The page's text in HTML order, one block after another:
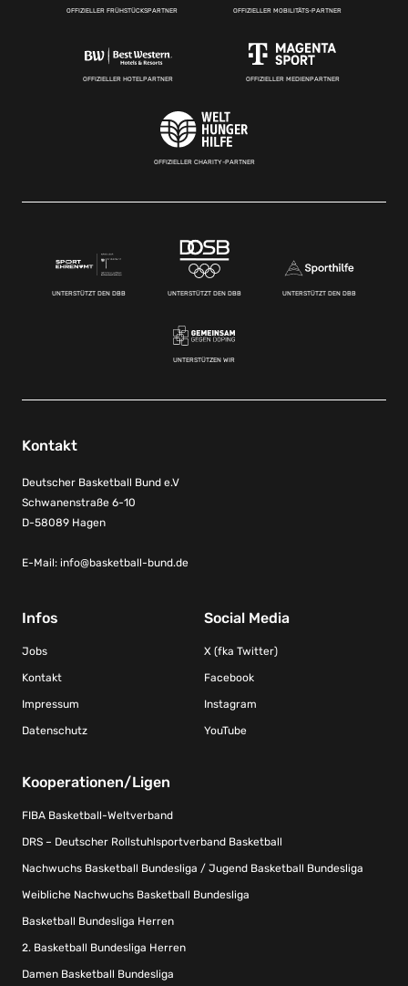
OFFIZIELLER FRÜHSTÜCKSPARTNER OFFIZIELLER MOBILITÄTS-PARTNER
OFFIZIELLER HOTELPARTNER OFFIZIELLER MEDIENPARTNER
OFFIZIELLER CHARITY-PARTNER
UNTERSTÜTZT DEN DBB UNTERSTÜTZT DEN DBB UNTERSTÜTZT DEN DBB
UNTERSTÜTZEN WIR
Kontakt
Deutscher Basketball Bund e.V
Schwanenstraße 6-10
D-58089 Hagen
E-Mail: info@basketball-bund.de
Infos
Jobs
Kontakt
Impressum
Datenschutz
Social Media
X (fka Twitter)
Facebook
Instagram
YouTube
Kooperationen/Ligen
FIBA Basketball-Weltverband
DRS – Deutscher Rollstuhlsportverband Basketball
Nachwuchs Basketball Bundesliga / Jugend Basketball Bundesliga
Weibliche Nachwuchs Basketball Bundesliga
Basketball Bundesliga Herren
2. Basketball Bundesliga Herren
Damen Basketball Bundesliga